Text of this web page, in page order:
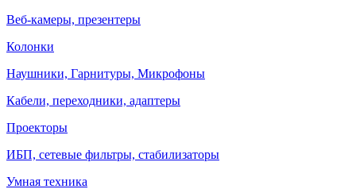
Веб-камеры, презентеры
Колонки
Наушники, Гарнитуры, Микрофоны
Кабели, переходники, адаптеры
Проекторы
ИБП, сетевые фильтры, стабилизаторы
Умная техника